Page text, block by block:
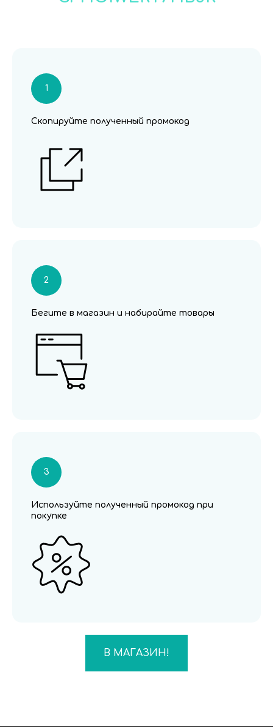
Скопируйте полученный промокод
Бегите в магазин и набирайте товары
Используйте полученный промокод при
покупке
В МАГАЗИН!